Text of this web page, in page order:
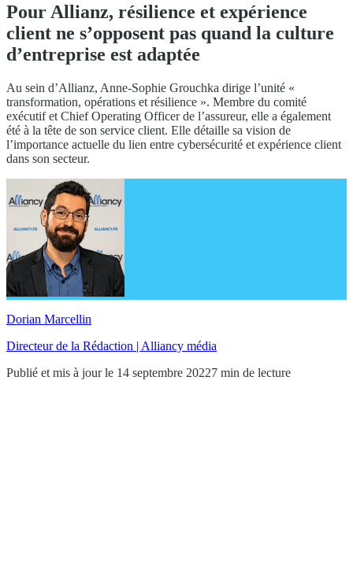
Pour Allianz, résilience et expérience
client ne s’opposent pas quand la culture
d’entreprise est adaptée
Au sein d’Allianz, Anne-Sophie Grouchka dirige l’unité «
transformation, opérations et résilience ». Membre du comité
exécutif et Chief Operating Officer de l’assureur, elle a également
été à la tête de son service client. Elle détaille sa vision de
l’importance actuelle du lien entre cybersécurité et expérience client
dans son secteur.
Dorian Marcellin
Directeur de la Rédaction | Alliancy média
Publié et mis à jour le 14 septembre 20227 min de lecture